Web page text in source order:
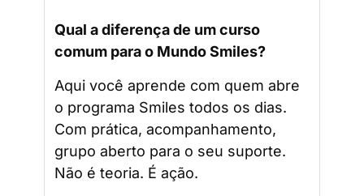
Qual a diferença de um curso
comum para o Mundo Smiles?
Aqui você aprende com quem abre
o programa Smiles todos os dias.
Com prática, acompanhamento,
grupo aberto para o seu suporte.
Não é teoria. É ação.